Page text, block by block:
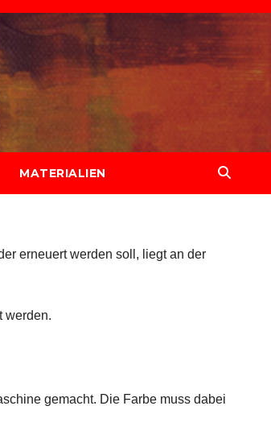
MATERIALIEN
erneuert werden soll, liegt an der
werden.
gemacht. Die Farbe muss dabei